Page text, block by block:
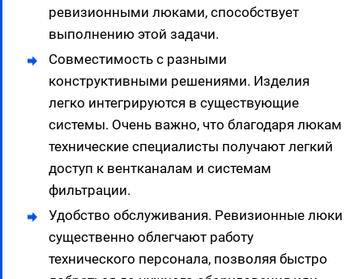
ревизионными люками, способствует
выполнению этой задачи.
Совместимость с разными
конструктивными решениями. Изделия
легко интегрируются в существующие
системы. Очень важно, что благодаря люкам
технические специалисты получают легкий
доступ к вентканалам и системам
фильтрации.
Удобство обслуживания. Ревизионные люки
существенно облегчают работу
технического персонала, позволяя быстро